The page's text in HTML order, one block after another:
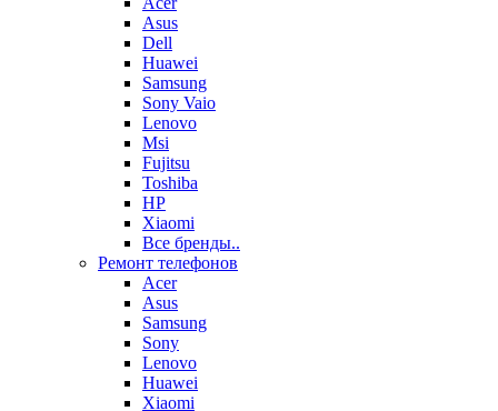
Asus
Dell
Huawei
Samsung
Sony Vaio
Lenovo
Msi
Fujitsu
Toshiba
HP
Xiaomi
Все бренды..
Ремонт телефонов
Acer
Asus
Samsung
Sony
Lenovo
Huawei
Xiaomi